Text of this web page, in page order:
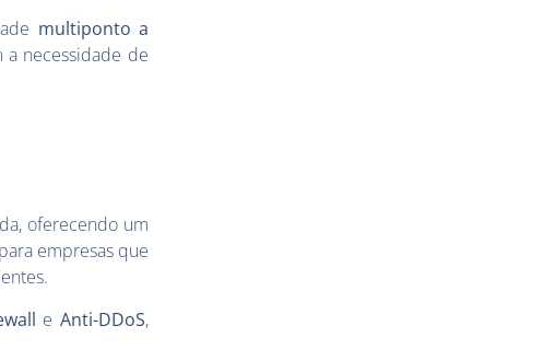
multiponto a
a necessidade de
oferecendo um
empresas que
e Anti-DDoS,